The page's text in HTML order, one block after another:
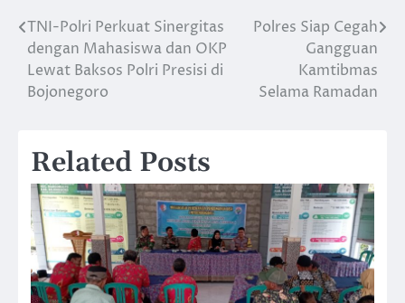
Navigasi
pos
TNI-Polri Perkuat Sinergitas
dengan Mahasiswa dan OKP
Lewat Baksos Polri Presisi di
Bojonegoro
Polres Siap Cegah
Gangguan
Kamtibmas
Selama Ramadan
Related Posts